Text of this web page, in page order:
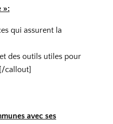
»:
qui assurent la
des outils utiles pour
callout]
avec ses